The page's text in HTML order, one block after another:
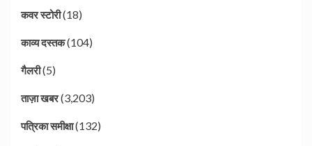
कवर स्टोरी(18)
काव्य दस्तक(104)
गैलरी(5)
ताज़ा खबर(3,203)
पत्रिका समीक्षा(132)